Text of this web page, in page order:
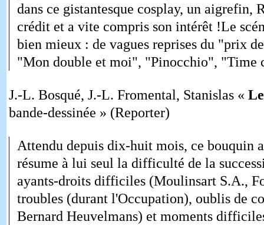
dans ce gistantesque cosplay, un aigrefin,
crédit et a vite compris son intérêt !Le
bien mieux : de vagues reprises du "prix
"Mon double et moi", "Pinocchio", "Time
J.-L. Bosqué, J.-L. Fromental, Stanislas «
bande-dessinée » (Reporter)
Attendu depuis dix-huit mois, ce bouquin
résume à lui seul la difficulté de la
ayants-droits difficiles (Moulinsart S.A.,
troubles (durant l'Occupation), oublis de
Bernard Heuvelmans) et moments